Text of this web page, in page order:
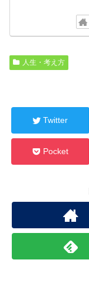
人生・考え方
Twitter
Pocket